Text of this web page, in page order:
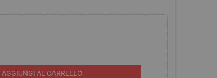
AGGIUNGI AL CARRELLO